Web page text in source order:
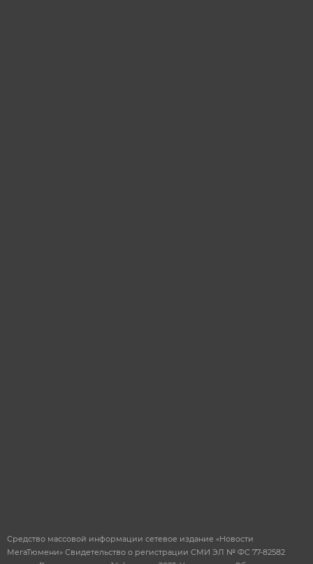
Средство массовой информации сетевое издание «Новости
МегаТюмени» Свидетельство о регистрации СМИ ЭЛ № ФС 77-82582